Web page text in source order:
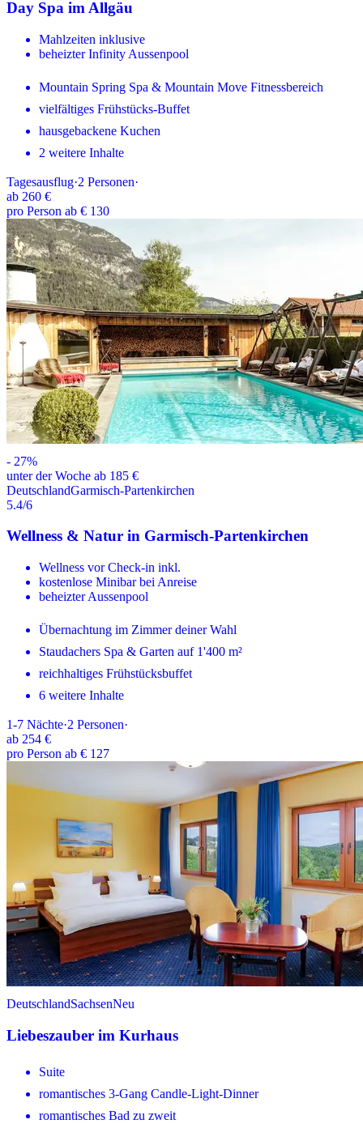
Day Spa im Allgäu
Mahlzeiten inklusive
beheizter Infinity Aussenpool
Mountain Spring Spa & Mountain Move Fitnessbereich
vielfältiges Frühstücks-Buffet
hausgebackene Kuchen
2 weitere Inhalte
Tagesausflug·2 Personen·
ab 260 €
pro Person ab € 130
- 27%
unter der Woche ab 185 €
DeutschlandGarmisch-Partenkirchen
5.4/6
Wellness & Natur in Garmisch-Partenkirchen
Wellness vor Check-in inkl.
kostenlose Minibar bei Anreise
beheizter Aussenpool
Übernachtung im Zimmer deiner Wahl
Staudachers Spa & Garten auf 1'400 m²
reichhaltiges Frühstücksbuffet
6 weitere Inhalte
1-7 Nächte·2 Personen·
ab 254 €
pro Person ab € 127
DeutschlandSachsenNeu
Liebeszauber im Kurhaus
Suite
romantisches 3-Gang Candle-Light-Dinner
romantisches Bad zu zweit